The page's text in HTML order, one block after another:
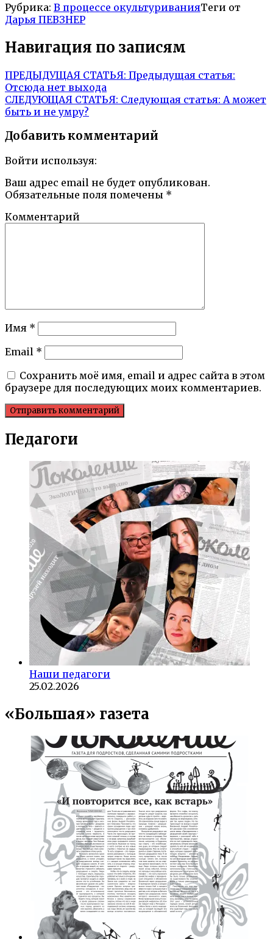
Рубрика: В процессе окультуриванияТеги от
Дарья ПЕВЗНЕР
Навигация по записям
ПРЕДЫДУЩАЯ СТАТЬЯ: Предыдущая статья:
Отсюда нет выхода
СЛЕДУЮЩАЯ СТАТЬЯ: Следующая статья: А может
быть и не умру?
Добавить комментарий
Войти используя:
Ваш адрес email не будет опубликован.
Обязательные поля помечены *
Комментарий
Имя *
Email *
Сохранить моё имя, email и адрес сайта в этом
браузере для последующих моих комментариев.
Педагоги
Наши педагоги
25.02.2026
«Большая» газета